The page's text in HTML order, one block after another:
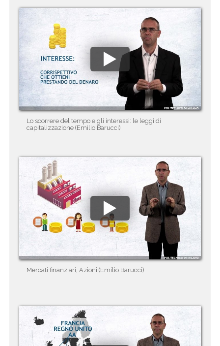
Lo scorrere del tempo e gli interessi: le leggi di
capitalizzazione (Emilio Barucci)
Mercati finanziari, Azioni (Emilio Barucci)